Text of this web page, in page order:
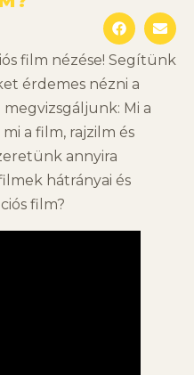
film nézése! Segítünk
érdemes nézni a
Mi a
a film, rajzilm és
annyira
hátrányai és
film?